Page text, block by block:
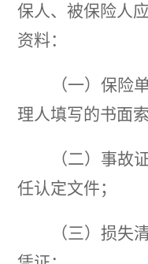
保人、被保险人
资料：
（一）保险
理人填写的书面
（二）事故
任认定文件；
（三）损失